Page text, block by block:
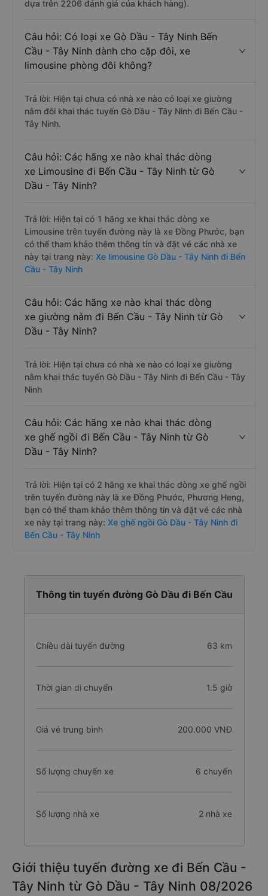
dựa trên 2206 đánh giá của khách hàng).
Câu hỏi: Có loại xe Gò Dầu - Tây Ninh Bến
Cầu - Tây Ninh dành cho cặp đôi, xe
limousine phòng đôi không?
Trả lời: Hiện tại chưa có nhà xe nào có loại xe giường
nằm đôi khai thác tuyến Gò Dầu - Tây Ninh đi Bến Cầu -
Tây Ninh.
Câu hỏi: Các hãng xe nào khai thác dòng
xe Limousine đi Bến Cầu - Tây Ninh từ Gò
Dầu - Tây Ninh?
Trả lời: Hiện tại có 1 hãng xe khai thác dòng xe
Limousine trên tuyến đường này là xe Đồng Phước, bạn
có thể tham khảo thêm thông tin và đặt vé các nhà xe
này tại trang này: Xe limousine Gò Dầu - Tây Ninh đi Bến
Cầu - Tây Ninh
Câu hỏi: Các hãng xe nào khai thác dòng
xe giường nằm đi Bến Cầu - Tây Ninh từ Gò
Dầu - Tây Ninh?
Trả lời: Hiện tại chưa có nhà xe nào có loại xe giường
nằm khai thác tuyến Gò Dầu - Tây Ninh đi Bến Cầu - Tây
Ninh
Câu hỏi: Các hãng xe nào khai thác dòng
xe ghế ngồi đi Bến Cầu - Tây Ninh từ Gò
Dầu - Tây Ninh?
Trả lời: Hiện tại có 2 hãng xe khai thác dòng xe ghế ngồi
trên tuyến đường này là xe Đồng Phước, Phương Heng,
bạn có thể tham khảo thêm thông tin và đặt vé các nhà
xe này tại trang này: Xe ghế ngồi Gò Dầu - Tây Ninh đi
Bến Cầu - Tây Ninh
Thông tin tuyến đường Gò Dầu đi Bến Cầu
Chiều dài tuyến đường 63 km
Thời gian di chuyển 1.5 giờ
Giá vé trung bình 200.000 VNĐ
Số lượng chuyến xe 6 chuyến
Số lượng nhà xe 2 nhà xe
Giới thiệu tuyến đường xe đi Bến Cầu -
Tây Ninh từ Gò Dầu - Tây Ninh 08/2026